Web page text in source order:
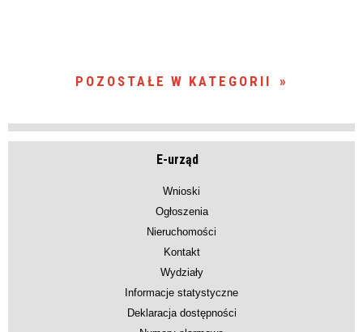
POZOSTAŁE W KATEGORII
E-urząd
Wnioski
Ogłoszenia
Nieruchomości
Kontakt
Wydziały
Informacje statystyczne
Deklaracja dostępności